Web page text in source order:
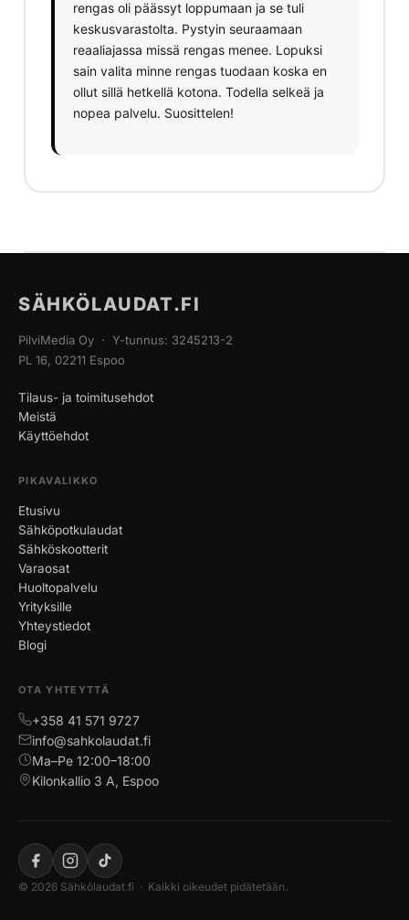
rengas oli päässyt loppumaan ja se tuli
keskusvarastolta. Pystyin seuraamaan
reaaliajassa missä rengas menee. Lopuksi
sain valita minne rengas tuodaan koska en
ollut sillä hetkellä kotona. Todella selkeä ja
nopea palvelu. Suosittelen!
SÄHKÖLAUDAT.FI
PilviMedia Oy · Y-tunnus: 3245213-2
PL 16, 02211 Espoo
Tilaus- ja toimitusehdot
Meistä
Käyttöehdot
PIKAVALIKKO
Etusivu
Sähköpotkulaudat
Sähköskootterit
Varaosat
Huoltopalvelu
Yrityksille
Yhteystiedot
Blogi
OTA YHTEYTTÄ
+358 41 571 9727
info@sahkolaudat.fi
Ma–Pe 12:00–18:00
Kilonkallio 3 A, Espoo
© 2026 Sähkölaudat.fi · Kaikki oikeudet pidätetään.